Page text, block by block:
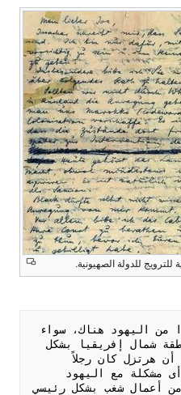
للترويج للدولة الصهيونية.
المضطهدين الذين يعانون من أعمال شغب بشكل رئيسي